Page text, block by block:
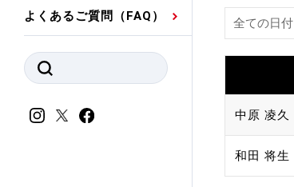
指導者養
スポーツ
アンチ・
会
財務諸表等
理事会報告
スポーツ
等
よくあるご質問（FAQ）
中原 凌久
和田 将生